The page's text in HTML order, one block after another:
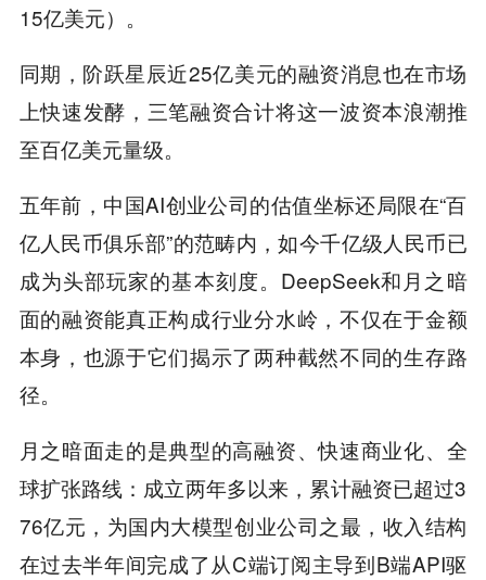
15亿美元）。
同期，阶跃星辰近25亿美元的融资消息也在市场
上快速发酵，三笔融资合计将这一波资本浪潮推
至百亿美元量级。
五年前，中国AI创业公司的估值坐标还局限在“百
亿人民币俱乐部”的范畴内，如今千亿级人民币已
成为头部玩家的基本刻度。DeepSeek和月之暗
面的融资能真正构成行业分水岭，不仅在于金额
本身，也源于它们揭示了两种截然不同的生存路
径。
月之暗面走的是典型的高融资、快速商业化、全
球扩张路线：成立两年多以来，累计融资已超过3
76亿元，为国内大模型创业公司之最，收入结构
在过去半年间完成了从C端订阅主导到B端API驱